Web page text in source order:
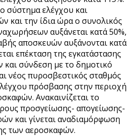
σύστημα ελέγχου και
και την ίδια ώρα ο συνολικός
αυξάνεται κατά 50%,
αποσκευών αυξάνονται κατά
επέκταση της εγκατάστασης
και σύνδεση με το δημοτικό
νέος πυροσβεστικός σταθμός
πρόσβασης στην περιοχή
Ανακαινίζεται το
προσγείωσης- απογείωσης-
και γίνεται αναδιαμόρφωση
των αεροσκαφών.